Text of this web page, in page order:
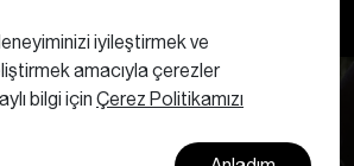
iyileştirmek ve
amacıyla çerezler
bilgi için Çerez Politikamızı